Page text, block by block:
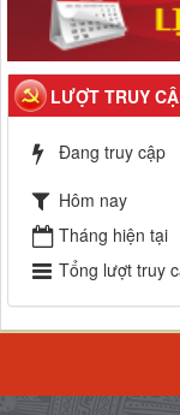
LƯỢT TRUY
Đang truy cập
Hôm nay
Tháng hiện tại
Tổng lượt truy